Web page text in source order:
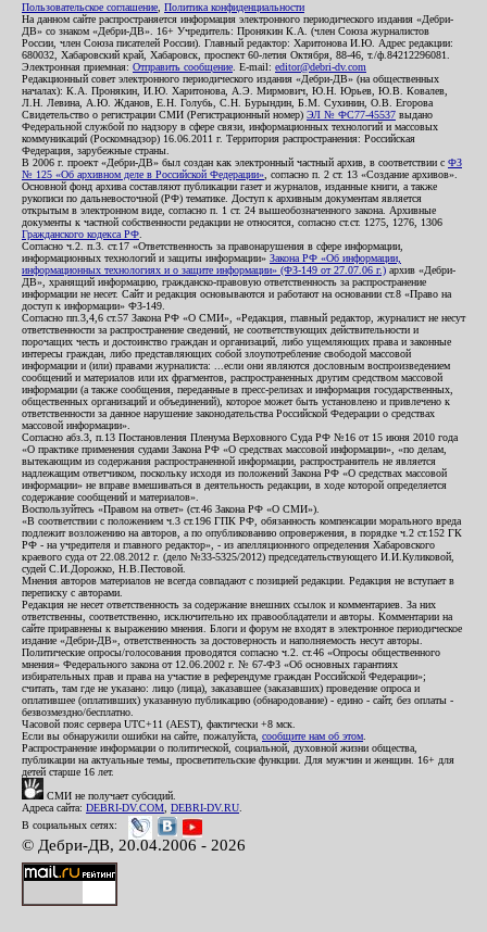
Пользовательское соглашение Политика конфиденциальности
На данном сайте распространяется информация электронного периодического издания «Дебри-
ДВ» со знаком «Дебри-ДВ». 16+ Учредитель: Пронякин К.А. (член Союза журналистов
России, член Союза писателей России). Главный редактор: Харитонова И.Ю. Адрес редакции:
680032, Хабаровский край, Хабаровск, проспект 60-летия Октября, 88-46, т./ф.84212296081.
Электронная приемная: Отправить сообщение . E-mail: editor@debri-dv.com
Редакционный совет электронного периодического издания «Дебри-ДВ» (на общественных
началах): К.А. Пронякин, И.Ю. Харитонова, А.Э. Мирмович, Ю.Н. Юрьев, Ю.В. Ковалев,
Л.Н. Левина, А.Ю. Жданов, Е.Н. Голубь, С.Н. Бурындин, Б.М. Сухинин, О.В. Егорова
Свидетельство о регистрации СМИ (Регистрационный номер) ЭЛ № ФС77-45537 выдано
Федеральной службой по надзору в сфере связи, информационных технологий и массовых
коммуникаций (Роскомнадзор) 16.06.2011 г. Территория распространения: Российская
Федерация, зарубежные страны.
В 2006 г. проект «Дебри-ДВ» был создан как электронный частный архив, в соответствии с ФЗ
№ 125 «Об архивном деле в Российской Федерации» , согласно п. 2 ст. 13 «Создание архивов».
Основной фонд архива составляют публикации газет и журналов, изданные книги, а также
рукописи по дальневосточной (РФ) тематике. Доступ к архивным документам является
открытым в электронном виде, согласно п. 1 ст. 24 вышеобозначенного закона. Архивные
документы к частной собственности редакции не относятся, согласно ст.ст. 1275, 1276, 1306
Гражданского кодекса РФ
Согласно ч.2. п.3. ст.17 «Ответственность за правонарушения в сфере информации,
информационных технологий и защиты информации» Закона РФ «Об информации,
информационных технологиях и о защите информации» (ФЗ-149 от 27.07.06 г.) архив «Дебри-
ДВ», хранящий информацию, гражданско-правовую ответственность за распространение
информации не несет. Сайт и редакция основываются и работают на основании ст.8 «Право на
доступ к информации» ФЗ-149.
Согласно пп.3,4,6 ст.57 Закона РФ «О СМИ», «Редакция, главный редактор, журналист не несут
ответственности за распространение сведений, не соответствующих действительности и
порочащих честь и достоинство граждан и организаций, либо ущемляющих права и законные
интересы граждан, либо представляющих собой злоупотребление свободой массовой
информации и (или) правами журналиста: ...если они являются дословным воспроизведением
сообщений и материалов или их фрагментов, распространенных другим средством массовой
информации (а также сообщения, переданные в пресс-релизах и информация государственных,
общественных организаций и объединений), которое может быть установлено и привлечено к
ответственности за данное нарушение законодательства Российской Федерации о средствах
массовой информации».
Согласно абз.3, п.13 Постановления Пленума Верховного Суда РФ №16 от 15 июня 2010 года
«О практике применения судами Закона РФ «О средствах массовой информации», «по делам,
вытекающим из содержания распространенной информации, распространитель не является
надлежащим ответчиком, поскольку исходя из положений Закона РФ «О средствах массовой
информации» не вправе вмешиваться в деятельность редакции, в ходе которой определяется
содержание сообщений и материалов».
Воспользуйтесь «Правом на ответ» (ст.46 Закона РФ «О СМИ»).
«В соответствии с положением ч.3 ст.196 ГПК РФ, обязанность компенсации морального вреда
подлежит возложению на авторов, а по опубликованию опровержения, в порядке ч.2 ст.152 ГК
РФ - на учредителя и главного редактор», - из апелляционного определения Хабаровского
краевого суда от 22.08.2012 г. (дело №33-5325/2012) председательствующего И.И.Куликовой,
судей С.И.Дорожко, Н.В.Пестовой.
Мнения авторов материалов не всегда совпадают с позицией редакции. Редакция не вступает в
переписку с авторами.
Редакция не несет ответственность за содержание внешних ссылок и комментариев. За них
ответственны, соответственно, исключительно их правообладатели и авторы. Комментарии на
сайте приравнены к выражению мнения. Блоги и форум не входят в электронное периодическое
издание «Дебри-ДВ», ответственность за достоверность и наполняемость несут авторы.
Политические опросы/голосования проводятся согласно ч.2. ст.46 «Опросы общественного
мнения» Федерального закона от 12.06.2002 г. № 67-ФЗ «Об основных гарантиях
избирательных прав и права на участие в референдуме граждан Российской Федерации»;
считать, там где не указано: лицо (лица), заказавшее (заказавших) проведение опроса и
оплатившее (оплативших) указанную публикацию (обнародование) - едино - сайт, без оплаты -
безвозмездно/бесплатно.
Часовой пояс сервера UTC+11 (AEST), фактически +8 мск.
Если вы обнаружили ошибки на сайте, пожалуйста, сообщите нам об этом
Распространение информации о политической, социальной, духовной жизни общества,
публикации на актуальные темы, просветительские функции. Для мужчин и женщин. 16+ для
детей старше 16 лет.
СМИ не получает субсидий.
Адреса сайта: DEBRI-DV.COM DEBRI-DV.RU
В социальных сетях:
© Дебри-ДВ, 20.04.2006 - 2026